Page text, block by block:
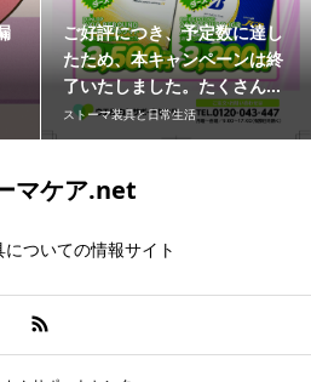
ご好評につき、予定数に達し
たため、本キャンペーンは終
了いたしました。たくさん...
ストーマ装具と日常生活
マケア.net
についての情報サイト